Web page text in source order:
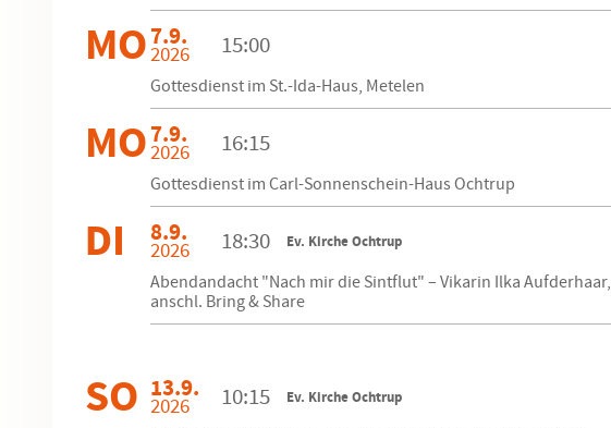
MO 7.9.
2026 15:00
Gottesdienst im St.-Ida-Haus, Metelen
MO 7.9.
2026 16:15
Gottesdienst im Carl-Sonnenschein-Haus Ochtrup
DI 8.9.
2026 18:30 Ev. Kirche Ochtrup
Abendandacht "Nach mir die Sintflut" – Vikarin Ilka Aufderhaar,
anschl. Bring & Share
SO 13.9.
2026 10:15 Ev. Kirche Ochtrup